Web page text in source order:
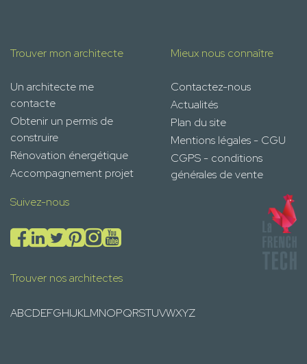
Trouver mon architecte
Un architecte me
contacte
Obtenir un permis de
construire
Rénovation énergétique
Accompagnement projet
Mieux nous connaître
Contactez-nous
Actualités
Plan du site
Mentions légales - CGU
CGPS - conditions
générales de vente
Suivez-nous
Trouver nos architectes
ABCDEFGHIJKLMNOPQRSTUVWXYZ